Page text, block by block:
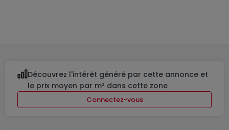
Découvrez l'intérêt généré par cette annonce et
le prix moyen par m² dans cette zone
Connectez-vous